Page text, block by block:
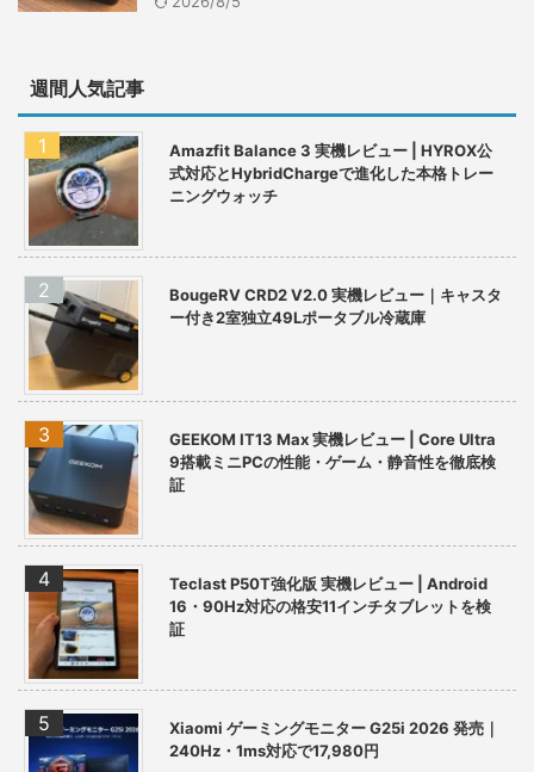
週間人気記事
Amazfit Balance 3 実機レビュー | HYROX公
式対応とHybridChargeで進化した本格トレー
ニングウォッチ
BougeRV CRD2 V2.0 実機レビュー｜キャスタ
ー付き2室独立49Lポータブル冷蔵庫
GEEKOM IT13 Max 実機レビュー | Core Ultra
9搭載ミニPCの性能・ゲーム・静音性を徹底検
証
Teclast P50T強化版 実機レビュー | Android
16・90Hz対応の格安11インチタブレットを検
証
Xiaomi ゲーミングモニター G25i 2026 発売｜
240Hz・1ms対応で17,980円